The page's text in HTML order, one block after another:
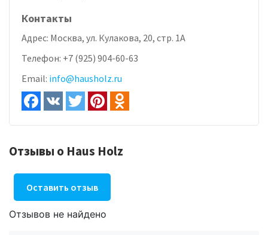
Контакты
Адрес: Москва, ул. Кулакова, 20, стр. 1А
Телефон: +7 (925) 904-60-63
Email: info@hausholz.ru
Отзывы о Haus Holz
Оставить отзыв
Отзывов не найдено